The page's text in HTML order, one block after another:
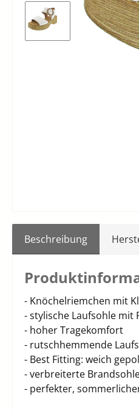
Beschreibung
- Knöchelriemchen mit
- stylische Laufsohle mit
- hoher Tragekomfort
- rutschhemmende
- Best Fitting: weich
- verbreiterte
- perfekter,